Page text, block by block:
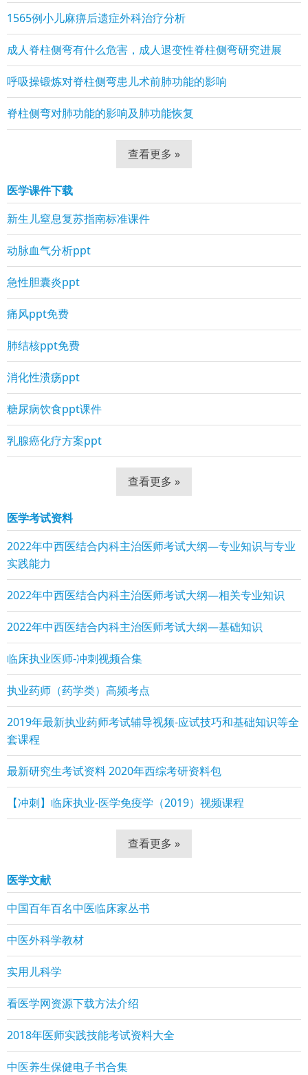
1565例小儿麻痹后遗症外科治疗分析
成人脊柱侧弯有什么危害，成人退变性脊柱侧弯研究进展
呼吸操锻炼对脊柱侧弯患儿术前肺功能的影响
脊柱侧弯对肺功能的影响及肺功能恢复
查看更多 »
医学课件下载
新生儿窒息复苏指南标准课件
动脉血气分析ppt
急性胆囊炎ppt
痛风ppt免费
肺结核ppt免费
消化性溃疡ppt
糖尿病饮食ppt课件
乳腺癌化疗方案ppt
查看更多 »
医学考试资料
2022年中西医结合内科主治医师考试大纲—专业知识与专业
实践能力
2022年中西医结合内科主治医师考试大纲—相关专业知识
2022年中西医结合内科主治医师考试大纲—基础知识
临床执业医师-冲刺视频合集
执业药师（药学类）高频考点
2019年最新执业药师考试辅导视频-应试技巧和基础知识等全
套课程
最新研究生考试资料 2020年西综考研资料包
【冲刺】临床执业-医学免疫学（2019）视频课程
查看更多 »
医学文献
中国百年百名中医临床家丛书
中医外科学教材
实用儿科学
看医学网资源下载方法介绍
2018年医师实践技能考试资料大全
中医养生保健电子书合集